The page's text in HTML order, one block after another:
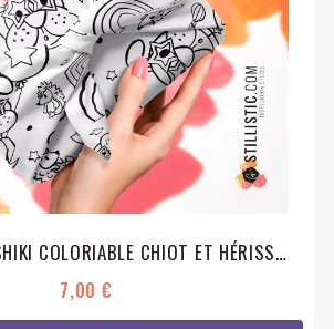
COUPON FUROSHIKI COLORIABLE CHIOT ET HÉRISSONS EMBALLAGE CADEAU COTON ÉCO-RESPONSABLE
7,00 €